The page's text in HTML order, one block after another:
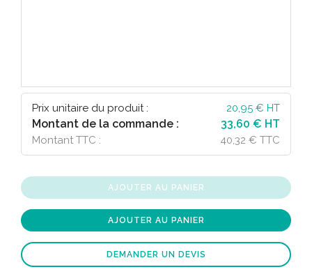
Prix unitaire du produit : 20,95 € HT
Montant de la commande : 33,60 € HT
Montant TTC : 40,32 € TTC
AJOUTER AU PANIER
AJOUTER AU PANIER
DEMANDER UN DEVIS